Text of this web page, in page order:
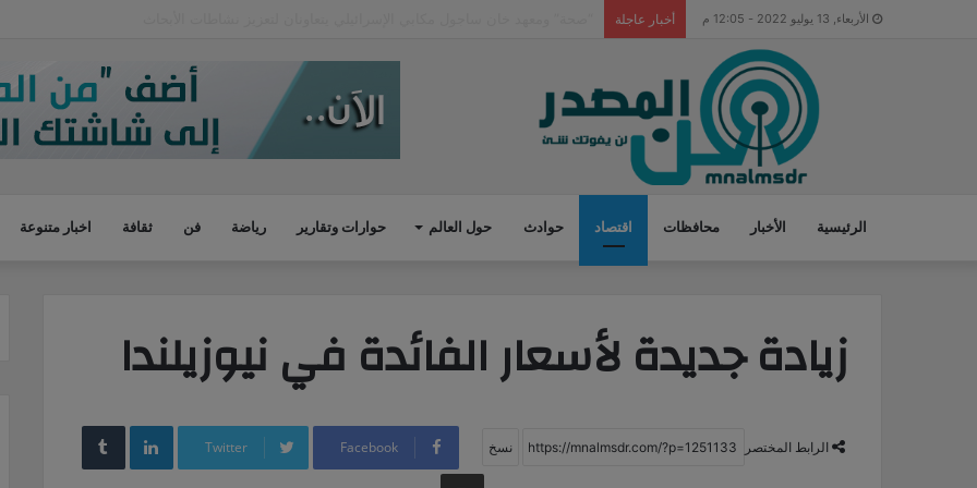
الأربعاء, 13 يوليو 2022 - 12:05 م أخبار عاجلة
الرئيسية الأخبار محافظات اقتصاد حوادث حول العالم حوارات وتقارير رياضة فن ثقافة اخبار متنوعة
زيادة جديدة لأسعار الفائدة في نيوزيلندا
الرابط المختصر Facebook
Twitter
LinkedIn
‏Tumblr
طباعة